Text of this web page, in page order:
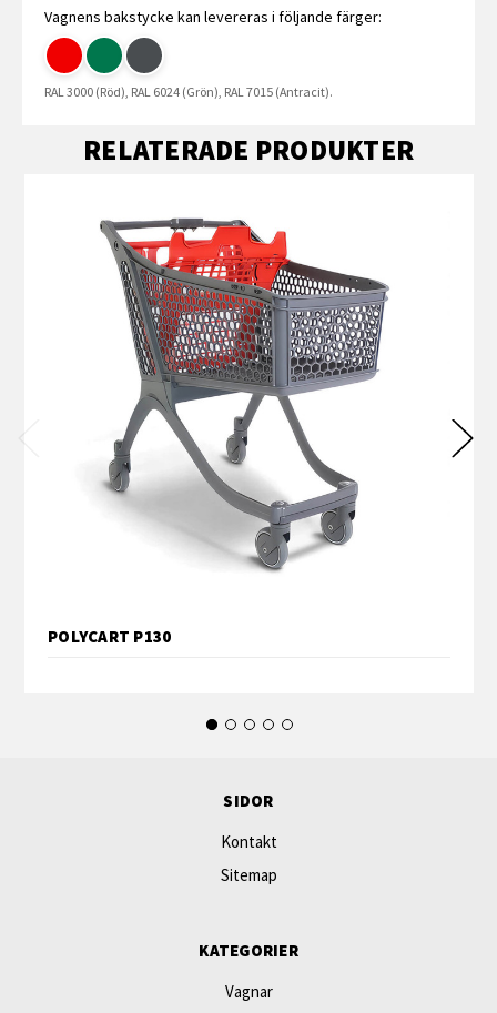
Vagnens bakstycke kan levereras i följande färger:
RAL 3000 (Röd), RAL 6024 (Grön), RAL 7015 (Antracit).
RELATERADE PRODUKTER
POLYCART P130
SIDOR
Kontakt
Sitemap
KATEGORIER
Vagnar